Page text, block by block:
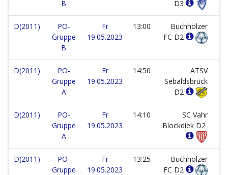
B D3
D(2011)
PO-
Gruppe
B
Fr
19.05.2023
13:00
Buchholzer
FC D2
D(2011)
PO-
Gruppe
A
Fr
19.05.2023
14:50
ATSV
Sebaldsbrück
D2
D(2011)
PO-
Gruppe
A
Fr
19.05.2023
14:10
SC Vahr
Blockdiek D2
D(2011)
PO-
Gruppe
Fr
19.05.2023
13:25
Buchholzer
FC D2